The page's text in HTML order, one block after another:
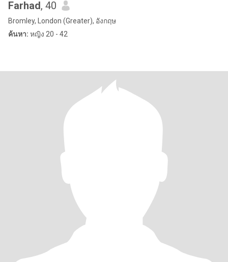
Farhad, 40
Bromley, London (Greater), อังกฤษ
ค้นหา: หญิง 20 - 42